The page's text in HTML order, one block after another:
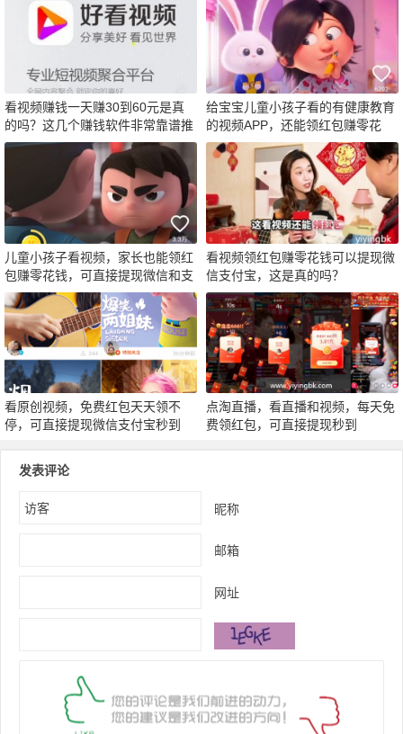
看视频赚钱一天赚30到60元是真
的吗？这几个赚钱软件非常靠谱推
荐
给宝宝儿童小孩子看的有健康教育
的视频APP，还能领红包赚零花
钱！
儿童小孩子看视频，家长也能领红
包赚零花钱，可直接提现微信和支
付宝！
看视频领红包赚零花钱可以提现微
信支付宝，这是真的吗？
看原创视频，免费红包天天领不
停，可直接提现微信支付宝秒到
点淘直播，看直播和视频，每天免
费领红包，可直接提现秒到
发表评论
昵称
邮箱
网址